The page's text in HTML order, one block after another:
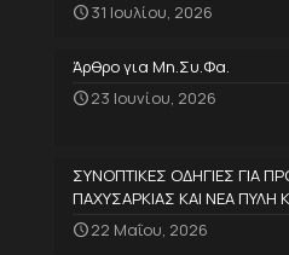
31 Ιουλίου, 2026
Άρθρο για Μη.Συ.Φα.
23 Ιουνίου, 2026
ΣΥΝΟΠΤΙΚΕΣ ΟΔΗΓΙΕΣ ΓΙΑ
ΠΑΧΥΣΑΡΚΙΑΣ ΚΑΙ ΝΕΑ ΠΥΛΗ
22 Μαΐου, 2026